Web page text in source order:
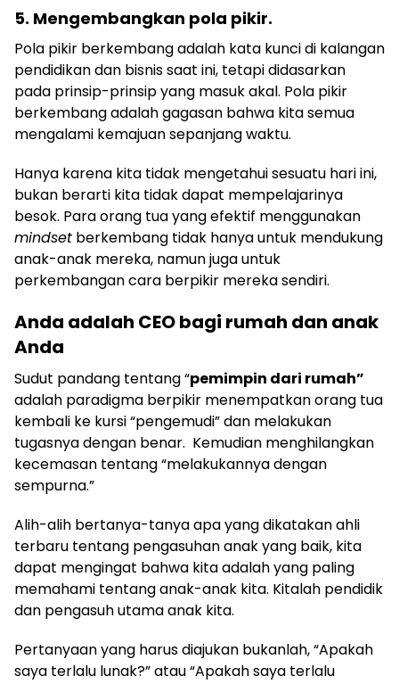
5. Mengembangkan pola pikir.
Pola pikir berkembang adalah kata kunci di kalangan
pendidikan dan bisnis saat ini, tetapi didasarkan
pada prinsip-prinsip yang masuk akal. Pola pikir
berkembang adalah gagasan bahwa kita semua
mengalami kemajuan sepanjang waktu.
Hanya karena kita tidak mengetahui sesuatu hari ini,
bukan berarti kita tidak dapat mempelajarinya
besok. Para orang tua yang efektif menggunakan
mindset berkembang tidak hanya untuk mendukung
anak-anak mereka, namun juga untuk
perkembangan cara berpikir mereka sendiri.
Anda adalah CEO bagi rumah dan anak
Anda
Sudut pandang tentang “pemimpin dari rumah”
adalah paradigma berpikir menempatkan orang tua
kembali ke kursi “pengemudi” dan melakukan
tugasnya dengan benar. Kemudian menghilangkan
kecemasan tentang “melakukannya dengan
sempurna.”
Alih-alih bertanya-tanya apa yang dikatakan ahli
terbaru tentang pengasuhan anak yang baik, kita
dapat mengingat bahwa kita adalah yang paling
memahami tentang anak-anak kita. Kitalah pendidik
dan pengasuh utama anak kita.
Pertanyaan yang harus diajukan bukanlah, “Apakah
saya terlalu lunak?” atau “Apakah saya terlalu